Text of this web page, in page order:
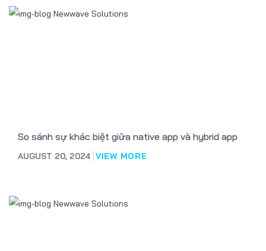
So sánh sự khác biệt giữa native app và hybrid app
AUGUST 20, 2024 VIEW MORE